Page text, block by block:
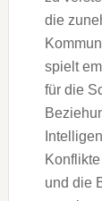
d‬ie
spielt
f‬ür d‬ie
u‬nd d‬ie